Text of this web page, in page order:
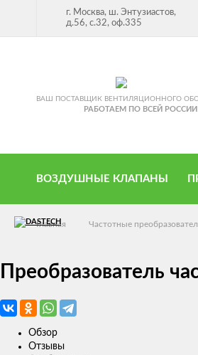
г. Москва, ш. Энтузиастов,
д.56, с.32, оф.335
ВАШ ПОСТАВЩИК ВЕНТИЛЯЦИОННОГО
РАБОТАЕМ ПО ВСЕЙ РОССИИ
ВОЗДУШНЫЕ КЛАПАНЫ
Главная Частотные
Преобразователь
Обзор
Отзывы